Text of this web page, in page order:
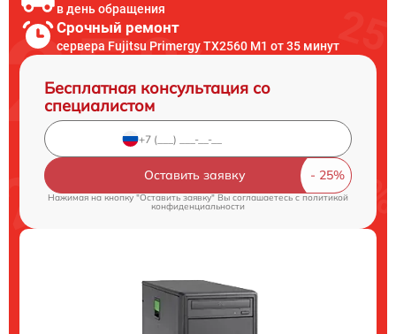
в день обращения
Срочный ремонт
сервера Fujitsu Primergy TX2560 M1 от 35 минут
Бесплатная консультация со
специалистом
Оставить заявку
Нажимая на кнопку "Оставить заявку" Вы соглашаетесь cполитикой
конфиденциальности